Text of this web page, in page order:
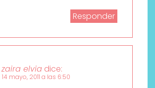
Responder
zaira elvia dice:
14 mayo, 2011 a las 6:50